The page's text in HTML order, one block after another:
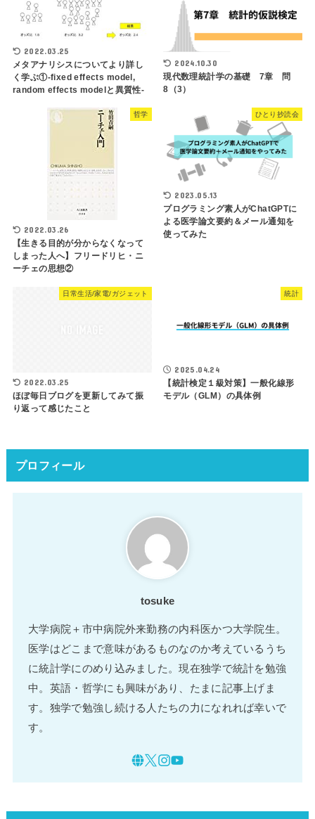
2022.03.25
メタアナリシスについてより詳し
く学ぶ①-fixed effects model,
random effects modelと異質性-
2024.10.30
現代数理統計学の基礎 7章 問
8（3）
哲学
2022.03.26
【生きる目的が分からなくなって
しまった人へ】フリードリヒ・ニ
ーチェの思想②
ひとり抄読会
2023.05.13
プログラミング素人がChatGPTに
よる医学論文要約＆メール通知を
使ってみた
日常生活/家電/ガジェット
2022.03.25
ほぼ毎日ブログを更新してみて振
り返って感じたこと
統計
2025.04.24
【統計検定１級対策】一般化線形
モデル（GLM）の具体例
プロフィール
tosuke
大学病院＋市中病院外来勤務の内科医かつ大学院生。
医学はどこまで意味があるものなのか考えているうち
に統計学にのめり込みました。現在独学で統計を勉強
中。英語・哲学にも興味があり、たまに記事上げま
す。独学で勉強し続ける人たちの力になれれば幸いで
す。